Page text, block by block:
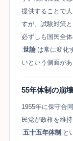
提供することで
すが、試験対策
必ずしも国民全
世論 は常に変化
いという側面が
55年体制の崩壊
1955年に保守合
民党が政権を維
五十五年体制 と